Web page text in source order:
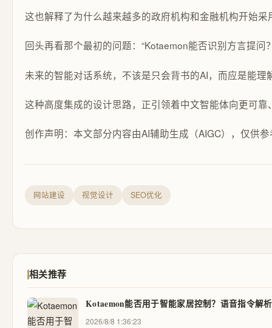
这也解释了为什么越来越多的政府机构和金融机构开始
回头再看那个最初的问题：“Kotaemon能否识别方言提问
未来的智能对话系统，不该是只会背书的AI，而应是能
这种高度集成的设计思路，正引领着中文智能体向更可
创作声明：本文部分内容由AI辅助生成（AIGC），仅供参
网站建设 视觉设计 SEO优化
相关推荐
Kotaemon能否用于智能家居控制？语音指令解
2026/8/8 1:36:23